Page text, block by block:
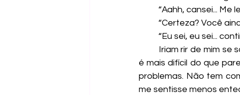
“Aahh, cansei... Me
“Certeza? Você
“Eu sei, eu sei...
é mais difícil do que
problemas. Não tem
me sentisse menos